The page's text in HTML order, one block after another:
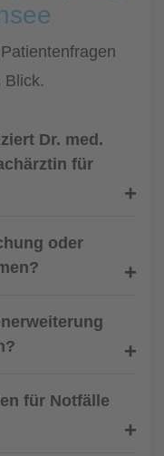
Blick.
Dr. med.
für
oder
für Notfälle